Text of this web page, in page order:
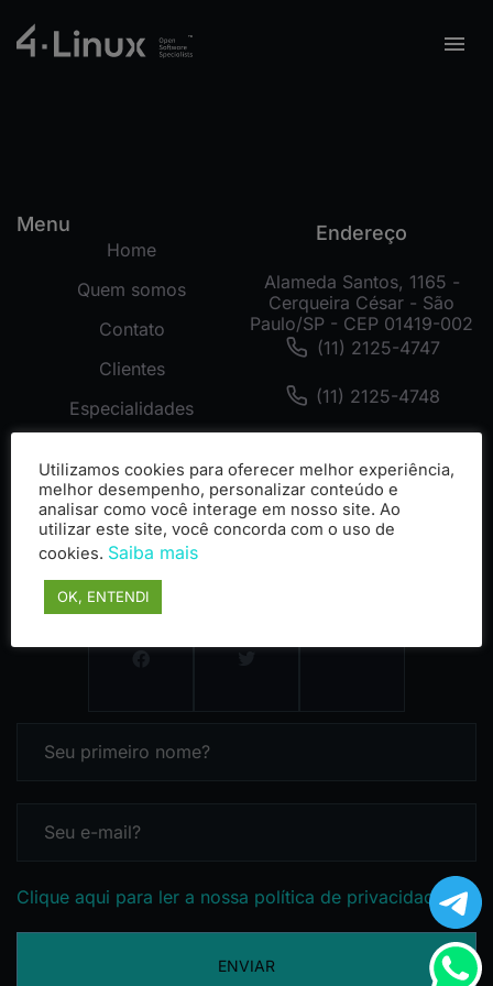
Menu
Home
Quem somos
Contato
Clientes
Especialidades
Cases
Endereço
Alameda Santos, 1165 -
Cerqueira César - São
Paulo/SP - CEP 01419-002
(11) 2125-4747
(11) 2125-4748
Clique aqui para ler a nossa política de privacidade
ENVIAR
Utilizamos cookies para oferecer melhor experiência,
melhor desempenho, personalizar conteúdo e
analisar como você interage em nosso site. Ao
utilizar este site, você concorda com o uso de
cookies. Saiba mais
OK, ENTENDI